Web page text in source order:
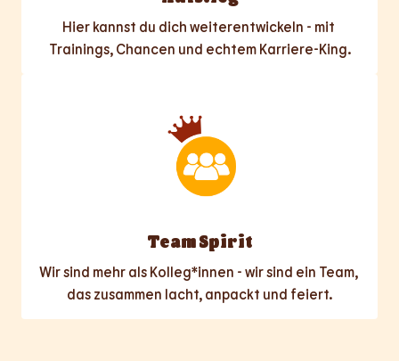
Hier kannst du dich weiterentwickeln - mit
Trainings, Chancen und echtem Karriere-King.
Team Spirit
Wir sind mehr als Kolleg*innen - wir sind ein Team,
das zusammen lacht, anpackt und feiert.